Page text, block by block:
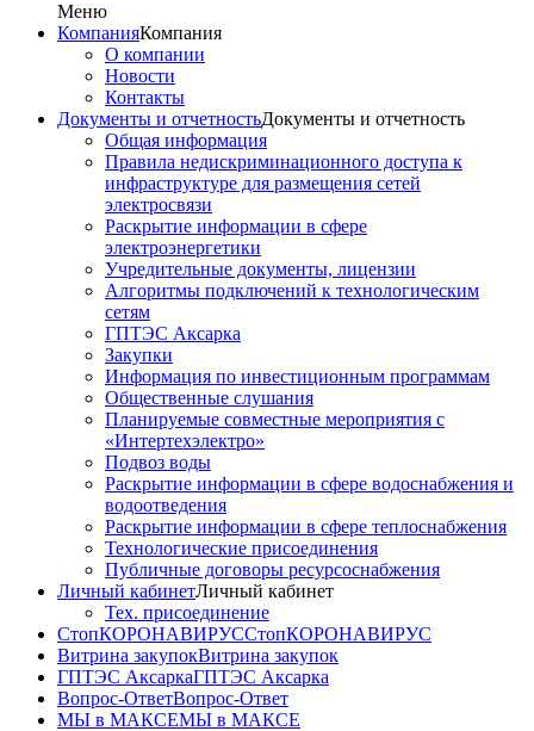
Меню
КомпанияКомпания
О компании
Новости
Контакты
Документы и отчетностьДокументы и отчетность
Общая информация
Правила недискриминационного доступа к
инфраструктуре для размещения сетей
электросвязи
Раскрытие информации в сфере
электроэнергетики
Учредительные документы, лицензии
Алгоритмы подключений к технологическим
сетям
ГПТЭС Аксарка
Закупки
Информация по инвестиционным программам
Общественные слушания
Планируемые совместные мероприятия с
«Интертехэлектро»
Подвоз воды
Раскрытие информации в сфере водоснабжения и
водоотведения
Раскрытие информации в сфере теплоснабжения
Технологические присоединения
Публичные договоры ресурсоснабжения
Личный кабинетЛичный кабинет
Тех. присоединение
СтопКОРОНАВИРУССтопКОРОНАВИРУС
Витрина закупокВитрина закупок
ГПТЭС АксаркаГПТЭС Аксарка
Вопрос-ОтветВопрос-Ответ
МЫ в МАКСЕМЫ в МАКСЕ